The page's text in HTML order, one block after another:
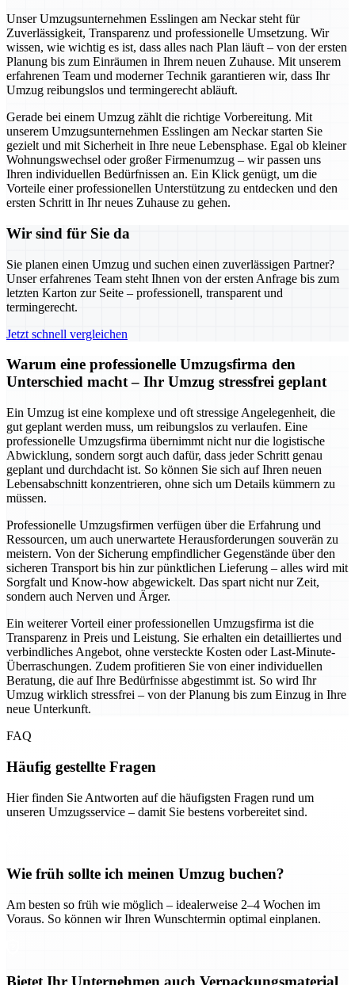
Unser Umzugsunternehmen Esslingen am Neckar steht für
Zuverlässigkeit, Transparenz und professionelle Umsetzung. Wir
wissen, wie wichtig es ist, dass alles nach Plan läuft – von der ersten
Planung bis zum Einräumen in Ihrem neuen Zuhause. Mit unserem
erfahrenen Team und moderner Technik garantieren wir, dass Ihr
Umzug reibungslos und termingerecht abläuft.
Gerade bei einem Umzug zählt die richtige Vorbereitung. Mit
unserem Umzugsunternehmen Esslingen am Neckar starten Sie
gezielt und mit Sicherheit in Ihre neue Lebensphase. Egal ob kleiner
Wohnungswechsel oder großer Firmenumzug – wir passen uns
Ihren individuellen Bedürfnissen an. Ein Klick genügt, um die
Vorteile einer professionellen Unterstützung zu entdecken und den
ersten Schritt in Ihr neues Zuhause zu gehen.
Wir sind für Sie da
Sie planen einen Umzug und suchen einen zuverlässigen Partner?
Unser erfahrenes Team steht Ihnen von der ersten Anfrage bis zum
letzten Karton zur Seite – professionell, transparent und
termingerecht.
Jetzt schnell vergleichen
Warum eine professionelle Umzugsfirma den
Unterschied macht – Ihr Umzug stressfrei geplant
Ein Umzug ist eine komplexe und oft stressige Angelegenheit, die
gut geplant werden muss, um reibungslos zu verlaufen. Eine
professionelle Umzugsfirma übernimmt nicht nur die logistische
Abwicklung, sondern sorgt auch dafür, dass jeder Schritt genau
geplant und durchdacht ist. So können Sie sich auf Ihren neuen
Lebensabschnitt konzentrieren, ohne sich um Details kümmern zu
müssen.
Professionelle Umzugsfirmen verfügen über die Erfahrung und
Ressourcen, um auch unerwartete Herausforderungen souverän zu
meistern. Von der Sicherung empfindlicher Gegenstände über den
sicheren Transport bis hin zur pünktlichen Lieferung – alles wird mit
Sorgfalt und Know-how abgewickelt. Das spart nicht nur Zeit,
sondern auch Nerven und Ärger.
Ein weiterer Vorteil einer professionellen Umzugsfirma ist die
Transparenz in Preis und Leistung. Sie erhalten ein detailliertes und
verbindliches Angebot, ohne versteckte Kosten oder Last-Minute-
Überraschungen. Zudem profitieren Sie von einer individuellen
Beratung, die auf Ihre Bedürfnisse abgestimmt ist. So wird Ihr
Umzug wirklich stressfrei – von der Planung bis zum Einzug in Ihre
neue Unterkunft.
FAQ
Häufig gestellte Fragen
Hier finden Sie Antworten auf die häufigsten Fragen rund um
unseren Umzugsservice – damit Sie bestens vorbereitet sind.
Wie früh sollte ich meinen Umzug buchen?
Am besten so früh wie möglich – idealerweise 2–4 Wochen im
Voraus. So können wir Ihren Wunschtermin optimal einplanen.
Bietet Ihr Unternehmen auch Verpackungsmaterial